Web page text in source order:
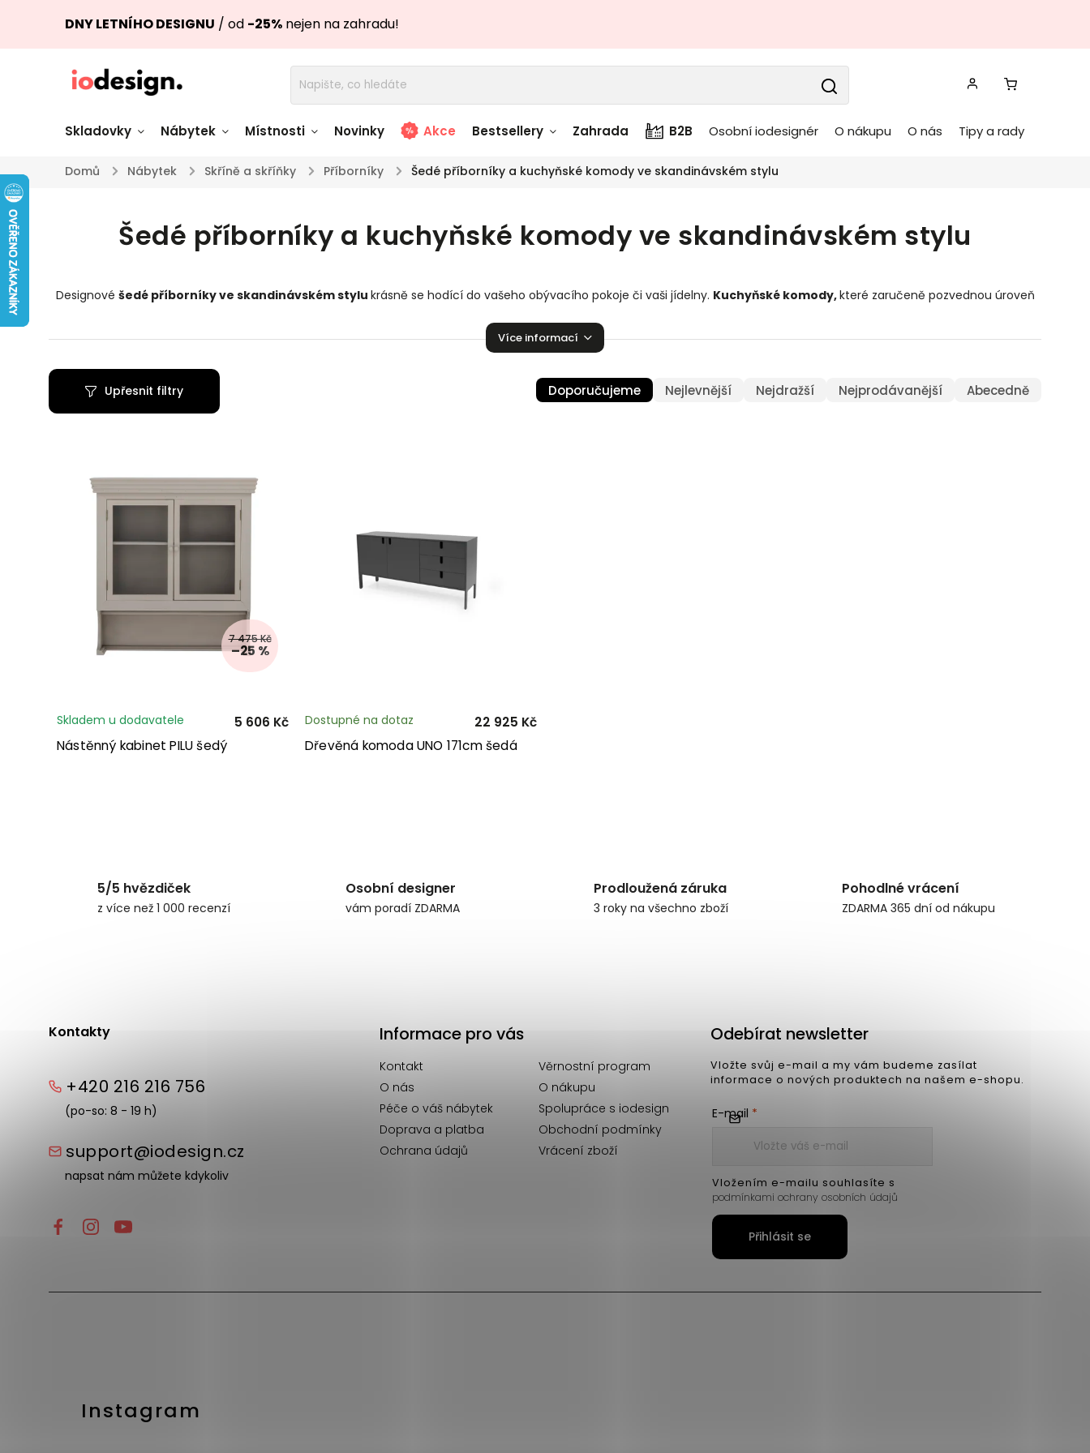
DNY LETNÍHO DESIGNU / od -25% nejen na zahradu!
Skladovky
Židle skladem Stoly skladem Stolky skladem
Pohovky a křesla
skladem
Úložné prostory
skladem
Zahradní nábytek
skladem
Světla skladem
Doplňky a
dekorace skladem
Textílie skladem
Nábytek Místnosti Novinky Akce Bestsellery Zahrada B2B Osobní iodesignér O nákupu O nás Tipy a rady
Domů / Nábytek / Skříně a skříňky / Příborníky / Šedé příborníky a kuchyňské komody ve skandinávském stylu
Šedé příborníky a kuchyňské komody ve skandinávském stylu
Designové šedé příborníky ve skandinávském stylu krásně se hodící do vašeho obývacího pokoje či vaši jídelny. Kuchyňské komody,které zaručeně pozvednou úroveň
Více informací
Doporučujeme Nejlevnější Nejdražší Nejprodávanější Abecedně
Upřesnit filtry
7 475 Kč
–25 %
Nástěnný kabinet PILU šedý
Skladem u dodavatele
5 606 Kč
Dřevěná komoda UNO 171cm šedá
Dostupné na dotaz 22 925 Kč
5/5 hvězdiček
z více než 1 000 recenzí
Osobní designer
vám poradí ZDARMA
Prodloužená záruka
3 roky na všechno zboží
Pohodlné vrácení
ZDARMA 365 dní od nákupu
Kontakty
+420 216 216 756
(po-so: 8 - 19 h)
support@iodesign.cz
napsat nám můžete kdykoliv
Informace pro vás
Kontakt
Věrnostní program
O nás
O nákupu
Péče o váš nábytek
Spolupráce s iodesign
Doprava a platba
Obchodní podmínky
Ochrana údajů
Vrácení zboží
Instagram
Odebírat newsletter
Vložte svůj e-mail a my vám budeme zasílat
informace o nových produktech na našem e-shopu.
E-mail
Vložením e-mailu souhlasíte s
podmínkami ochrany osobních údajů
Přihlásit se